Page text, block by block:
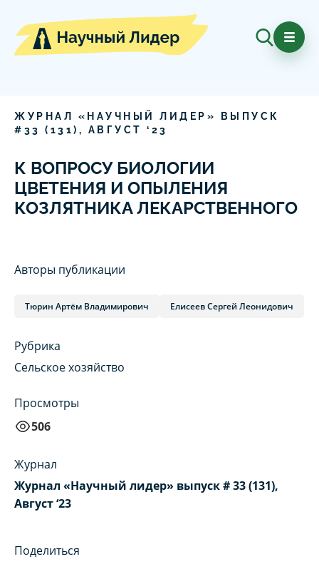
ЖУРНАЛ «НАУЧНЫЙ ЛИДЕР» ВЫПУСК
# 33 ( 131), АВГУСТ ‘ 23
К ВОПРОСУ БИОЛОГИИ
ЦВЕТЕНИЯ И ОПЫЛЕНИЯ
КОЗЛЯТНИКА ЛЕКАРСТВЕННОГО
Авторы публикации
Тюрин Артём Владимирович Елисеев Сергей Леонидович
Рубрика
Сельское хозяйство
Просмотры
506
Журнал
Журнал «Научный лидер» выпуск # 33 (131),
Август ‘23
Поделиться